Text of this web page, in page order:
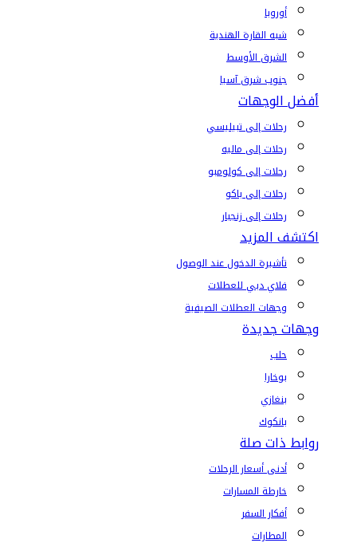
أوروبا
شبه القارة الهندية
الشرق الأوسط
جنوب شرق آسيا
أفضل الوجهات
رحلات إلى تبيليسي
رحلات إلى ماليه
رحلات إلى كولومبو
رحلات إلى باكو
رحلات إلى زنجبار
اكتشف المزيد
تأشيرة الدخول عند الوصول
فلاي دبي للعطلات
وجهات العطلات الصيفية
وجهات جديدة
حلب
بوخارا
بنغازي
بانكوك
روابط ذات صلة
أدنى أسعار الرحلات
خارطة المسارات
أفكار السفر
المطارات